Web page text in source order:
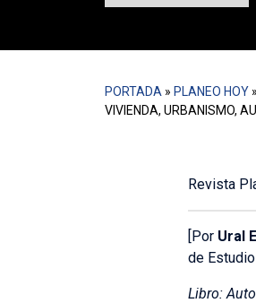
PORTADA » PLANEO HOY »
VIVIENDA, URBANISMO,
Revista
[Por Ural
de
Libro: